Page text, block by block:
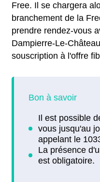
Free. Il se chargera
branchement de la
prendre rendez-vous
Dampierre-Le-
souscription à l'offre